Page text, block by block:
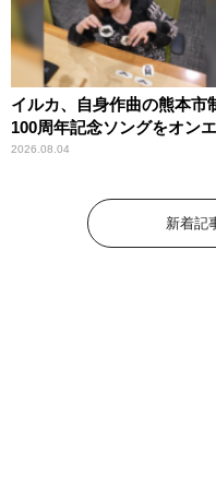
イルカ、自身作曲の熊本市
100周年記念ソングをオン
2026.08.04
新着記